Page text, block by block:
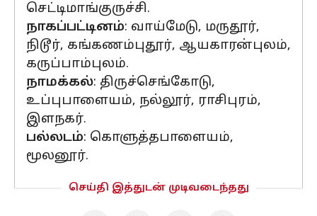
செட்டிமாங்குருச்சி.
நாகப்பட்டினம்: வாய்மேடு, மருதூர்,
நிடூர், கங்கணம்புதூர், ஆயகாரன்புலம்,
கருப்பாம்புலம்.
நாமக்கல்: திருச்செங்கோடு,
உப்புபாளையம், நல்லூர், ராசிபுரம்,
இளநகர்.
பல்லடம்: கொளுத்தபாளையம்,
மூலனூர்.
செய்தி இத்துடன் முடிவடைந்தது